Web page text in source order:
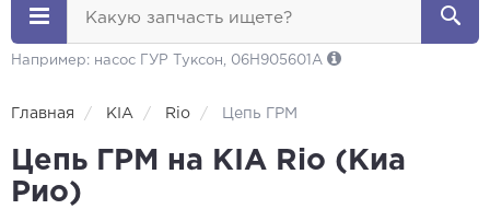
Какую запчасть ищете?
Например: насос ГУР Туксон, 06H905601A
Главная KIA Rio Цепь ГРМ
Цепь ГРМ на KIA Rio (Киа
Рио)